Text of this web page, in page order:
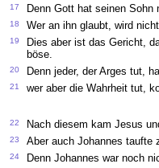
17 Denn Gott hat seinen
18 Wer an ihn glaubt, wird
19
Dies aber ist das Gericht,
böse.
20 Denn jeder, der Arges tut,
21 wer aber die Wahrheit tut,
22 Nach diesem kam Jesus
23 Aber auch Johannes taufte
24 Denn Johannes war noch